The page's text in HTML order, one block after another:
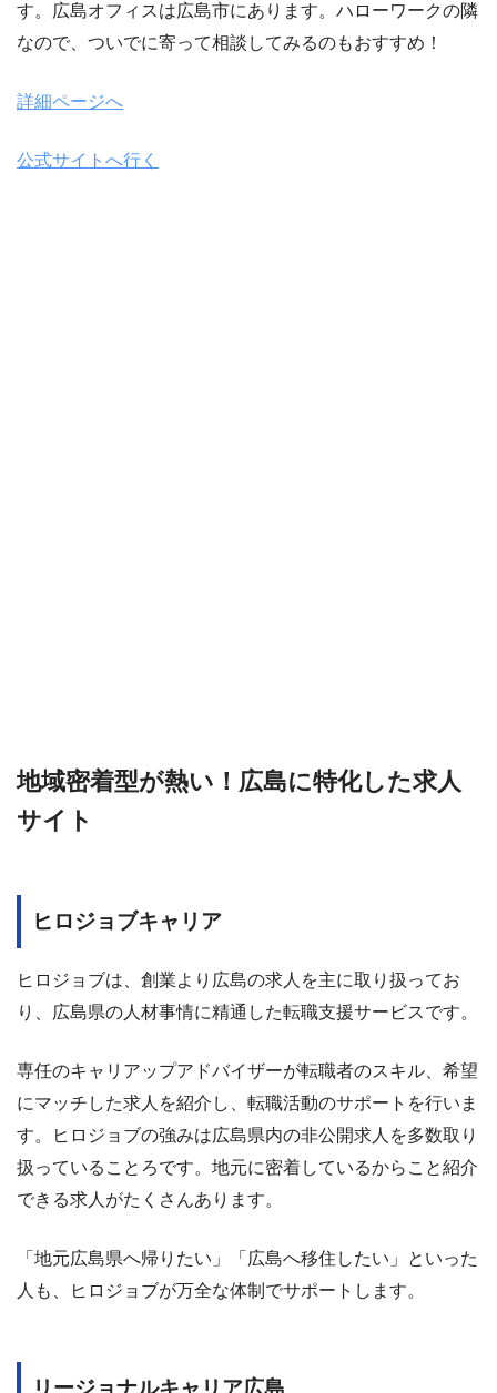
す。広島オフィスは広島市にあります。ハローワークの隣
なので、ついでに寄って相談してみるのもおすすめ！
詳細ページへ
公式サイトへ行く
地域密着型が熱い！広島に特化した求人
サイト
ヒロジョブキャリア
ヒロジョブは、創業より広島の求人を主に取り扱ってお
り、広島県の人材事情に精通した転職支援サービスです。
専任のキャリアップアドバイザーが転職者のスキル、希望
にマッチした求人を紹介し、転職活動のサポートを行いま
す。ヒロジョブの強みは広島県内の非公開求人を多数取り
扱っていることろです。地元に密着しているからこと紹介
できる求人がたくさんあります。
「地元広島県へ帰りたい」「広島へ移住したい」といった
人も、ヒロジョブが万全な体制でサポートします。
リージョナルキャリア広島